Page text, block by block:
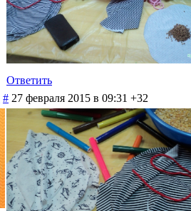
Ответить
# 27 февраля 2015 в 09:31 +32